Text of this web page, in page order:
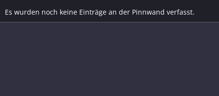
Es wurden noch keine Einträge an der Pinnwand verfasst.